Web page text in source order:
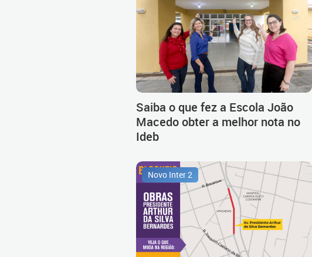
Saiba o que fez a Escola João
Macedo obter a melhor nota no
Ideb
Novo Inter 2